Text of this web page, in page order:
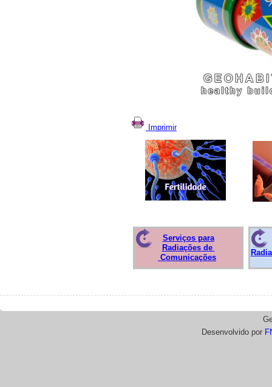
Imprimir
Serviços para
Radiações de
Comunicações
Desenvolvido por